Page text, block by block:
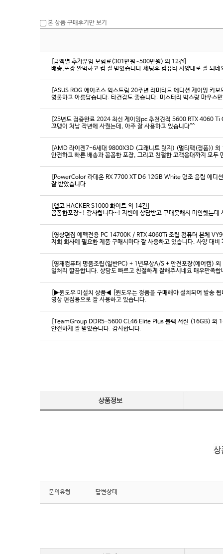
본 상품 구매후기만 보기
[금액별 추가운임 보험료(301만원~500만원) 외 12건]
배송,포장 완벽하고 컴 잘 받았습니다.세팅후 컴퓨터 사양대로 잘 되
[ASUS ROG 에이조스 익스트림 20주년 리미티드 에디션 게이밍 키
영롱하고 아름답습니다. 타건감도 좋습니다. 미스터리 박스랑 마우스
[25년도 검증완료 2024 최신 게이밍pc 추천견적 5600 RTX 4060
꼬맹이 처남 작년에 사줬는데, 아주 잘 사용하고 있습니다^^
[AMD 라이젠7-6세대 9800X3D (그래니트 릿지) (멀티팩(정품)) 외
[PowerColor 라데온 RX 7700 XT D6 12GB White 명조 음림 에디
잘 받았습니다
[앱코 HACKER S1000 화이트 외 14건]
꼼꼼한포장~! 감사합니다~! 저번에 상담받고 구매못해서 미안했는
[영상편집 에펙전용 PC 14700K / RTX 4060Ti 조립 컴퓨터 본체
[영재컴퓨터 명품조립(일반PC) + 1년무상A/S + 안전포장(에어캡)
일처리 깔끔합니다. 상담도 빠르고 친절하게 잘해주시네요 매우만족
[▶윈도우 미설치 상품◀ [윈도우는 정품을 구매해야 설치되어 발송
영상 편집용으로 잘 사용하고 있습니다.
[TeamGroup DDR5-5600 CL46 Elite Plus 블랙 서린 (16GB) 외
안전하게 잘 받았습니다. 감사합니다.
문의유형 답변상태